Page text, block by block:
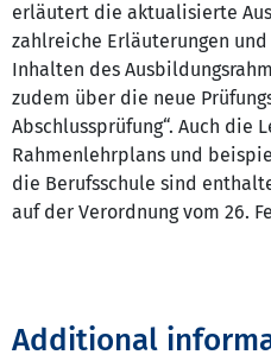
erläutert die aktualisierte
zahlreiche Erläuterungen
Inhalten des
zudem über die neue
Abschlussprüfung“. Auch die
Rahmenlehrplans und
die Berufsschule sind
auf der Verordnung vom 26.
Additional